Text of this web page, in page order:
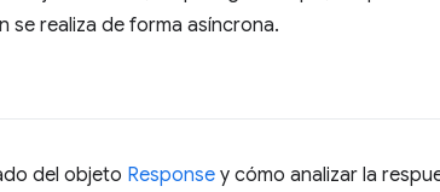
se realiza de forma asíncrona.
del objeto Response y cómo analizar la